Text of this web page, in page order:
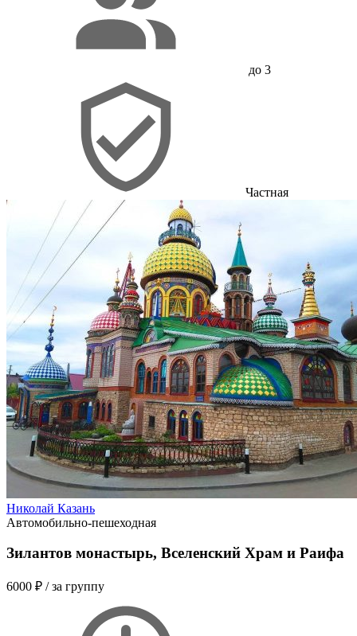
до 3
Частная
Николай Казань
Автомобильно-пешеходная
Зилантов монастырь, Вселенский Храм и Раифа
6000 ₽ / за группу